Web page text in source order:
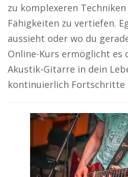
zu komplexeren
Fähigkeiten zu vertiefen.
aussieht oder wo du
Online-Kurs ermöglicht es
Akustik-Gitarre in dein
kontinuierlich Fortschritte